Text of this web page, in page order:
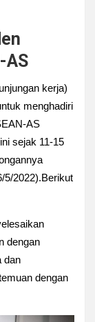
AS
kerja)
menghadiri
AS
sejak 11-15
5/2022).Berikut
dengan
dan
dengan